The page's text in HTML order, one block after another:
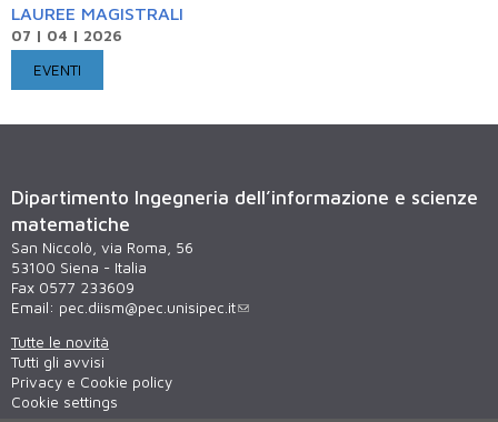
LAUREE MAGISTRALI
07 | 04 | 2026
EVENTI
Dipartimento Ingegneria dell’informazione e scienze
matematiche
San Niccolò, via Roma, 56
53100 Siena - Italia
Fax 0577 233609
Email: pec.diism@pec.unisipec.it
Tutte le novità
Tutti gli avvisi
Privacy e Cookie policy
Cookie settings